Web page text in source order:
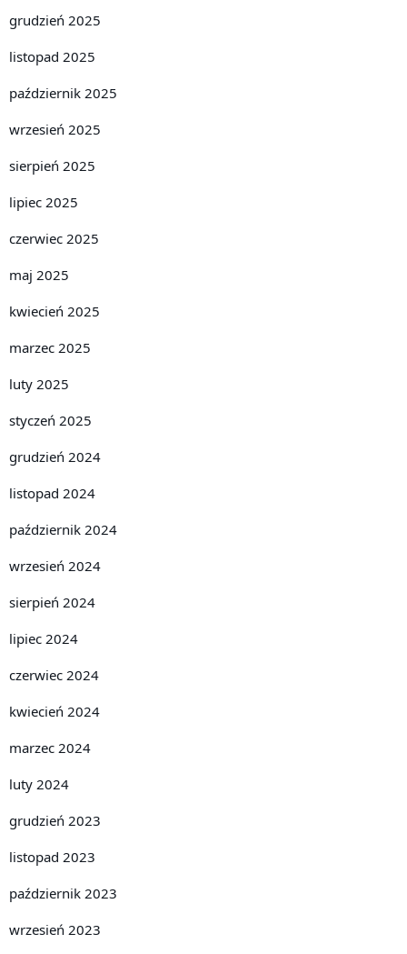
grudzień 2025
listopad 2025
październik 2025
wrzesień 2025
sierpień 2025
lipiec 2025
czerwiec 2025
maj 2025
kwiecień 2025
marzec 2025
luty 2025
styczeń 2025
grudzień 2024
listopad 2024
październik 2024
wrzesień 2024
sierpień 2024
lipiec 2024
czerwiec 2024
kwiecień 2024
marzec 2024
luty 2024
grudzień 2023
listopad 2023
październik 2023
wrzesień 2023